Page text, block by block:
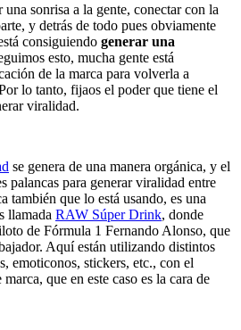
sonrisa a la gente, conectar con la
y detrás de todo pues obviamente
consiguiendo generar una
esto, mucha gente está
de la marca para volverla a
lo tanto, fijaos el poder que tiene el
viralidad.
se genera de una manera orgánica, y el
palancas para generar viralidad entre
también que lo está usando, es una
llamada RAW Súper Drink, donde
de Fórmula 1 Fernando Alonso, que
Aquí están utilizando distintos
emoticonos, stickers, etc., con el
que en este caso es la cara de